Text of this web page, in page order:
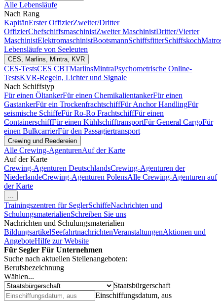
Alle Lebensläufe
Nach Rang
KapitänErster OffizierZweiter/Dritter
OffizierChefschiffsmaschinistZweiter MaschinistDritter/Vierter
MaschinistElektromaschinistBootsmannSchiffsfitterSchiffskoch
Lebensläufe von Seeleuten
CES, Marlins, Mintra, KVR
CES-TestsCES CBTMarlinsMintraPsychometrische Online-
TestsKVR-Regeln, Lichter und Signale
Nach Schiffstyp
Für einen ÖltankerFür einen ChemikalientankerFür einen
GastankerFür ein TrockenfrachtschiffFür Anchor HandlingFür
seismische SchiffeFür Ro-Ro FrachtschiffFür einen
ContainerschiffFür einen KühlschifftransportFür General CargoFür
einen BulkcarrierFür den Passagiertransport
Crewing und Reedereien
Alle Crewing-AgenturenAuf der Karte
Auf der Karte
Crewing-Agenturen DeutschlandsCrewing-Agenturen der
NiederlandeCrewing-Agenturen PolensAlle Crewing-Agenturen auf
der Karte
...
Trainingszentren für SeglerSchiffeNachrichten und
SchulungsmaterialienSchreiben Sie uns
Nachrichten und Schulungsmaterialien
BildungsartikelSeefahrtnachrichtenVeranstaltungenAktionen und
AngeboteHilfe zur Website
Für Segler Für Unternehmen
Suche nach aktuellen Stellenangeboten:
Berufsbezeichnung
Wählen...
Staatsbürgerschaft
Einschiffungsdatum, aus